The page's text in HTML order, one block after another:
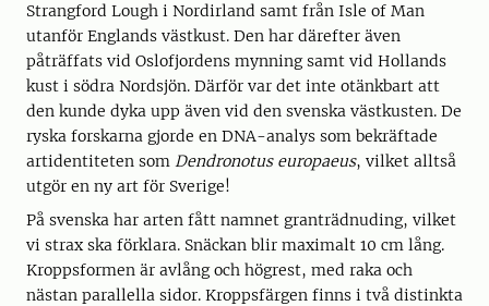
Strangford Lough i Nordirland samt från Isle of Man
utanför Englands västkust. Den har därefter även
påträffats vid Oslofjordens mynning samt vid Hollands
kust i södra Nordsjön. Därför var det inte otänkbart att
den kunde dyka upp även vid den svenska västkusten. De
ryska forskarna gjorde en DNA-analys som bekräftade
artidentiteten som Dendronotus europaeus, vilket alltså
utgör en ny art för Sverige!
På svenska har arten fått namnet granträdnuding, vilket
vi strax ska förklara. Snäckan blir maximalt 10 cm lång.
Kroppsformen är avlång och högrest, med raka och
nästan parallella sidor. Kroppsfärgen finns i två distinkta